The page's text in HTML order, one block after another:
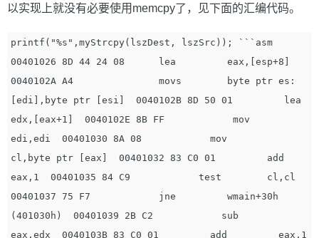
以实现上就没有必要使用memcpy了，见下面的汇编代码。
printf("%s",myStrcpy(lszDest, lszSrc)); ```asm
00401026 8D 44 24 08      lea         eax,[esp+8]
0040102A A4               movs        byte ptr es:
[edi],byte ptr [esi]  0040102B 8D 50 01         lea
edx,[eax+1]  0040102E 8B FF            mov
edi,edi  00401030 8A 08            mov
cl,byte ptr [eax]  00401032 83 C0 01         add
eax,1  00401035 84 C9            test        cl,cl
00401037 75 F7            jne         wmain+30h
(401030h)  00401039 2B C2            sub
eax,edx  0040103B 83 C0 01         add         eax,1